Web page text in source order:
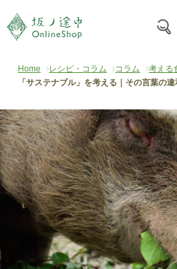
Home レシピ・コラム コラム
考える
「サステナブル」を考える｜その言葉の